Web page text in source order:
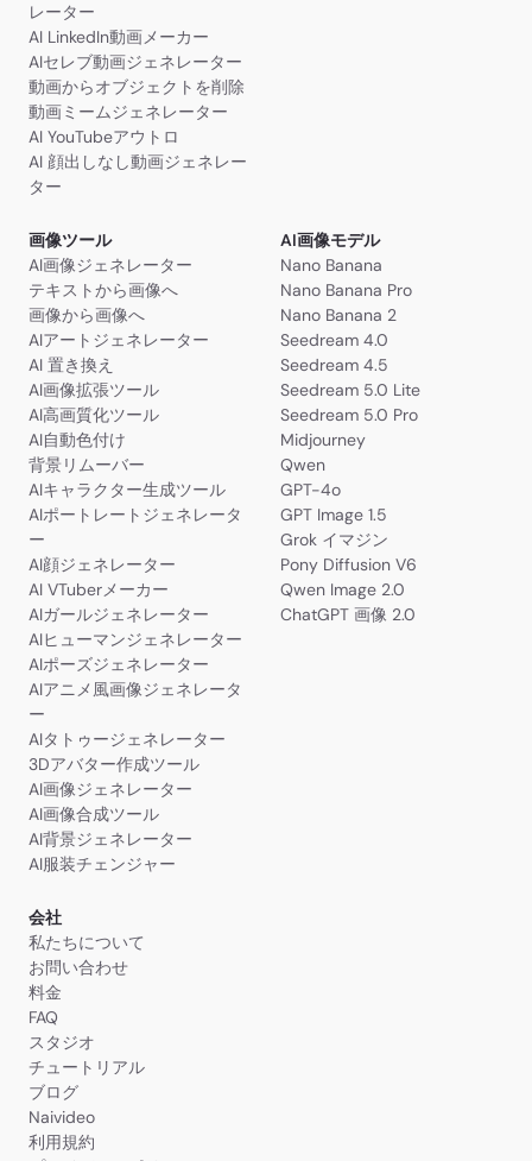
レーター
AI LinkedIn動画メーカー
AIセレブ動画ジェネレーター
動画からオブジェクトを削除
動画ミームジェネレーター
AI YouTubeアウトロ
AI 顔出しなし動画ジェネレー
ター
画像ツール
AI画像ジェネレーター
テキストから画像へ
画像から画像へ
AIアートジェネレーター
AI 置き換え
AI画像拡張ツール
AI高画質化ツール
AI自動色付け
背景リムーバー
AIキャラクター生成ツール
AIポートレートジェネレータ
ー
AI顔ジェネレーター
AI VTuberメーカー
AIガールジェネレーター
AIヒューマンジェネレーター
AIポーズジェネレーター
AIアニメ風画像ジェネレータ
ー
AIタトゥージェネレーター
3Dアバター作成ツール
AI画像ジェネレーター
AI画像合成ツール
AI背景ジェネレーター
AI服装チェンジャー
AI画像モデル
Nano Banana
Nano Banana Pro
Nano Banana 2
Seedream 4.0
Seedream 4.5
Seedream 5.0 Lite
Seedream 5.0 Pro
Midjourney
Qwen
GPT-4o
GPT Image 1.5
Grok イマジン
Pony Diffusion V6
Qwen Image 2.0
ChatGPT 画像 2.0
会社
私たちについて
お問い合わせ
料金
FAQ
スタジオ
チュートリアル
ブログ
Naivideo
利用規約